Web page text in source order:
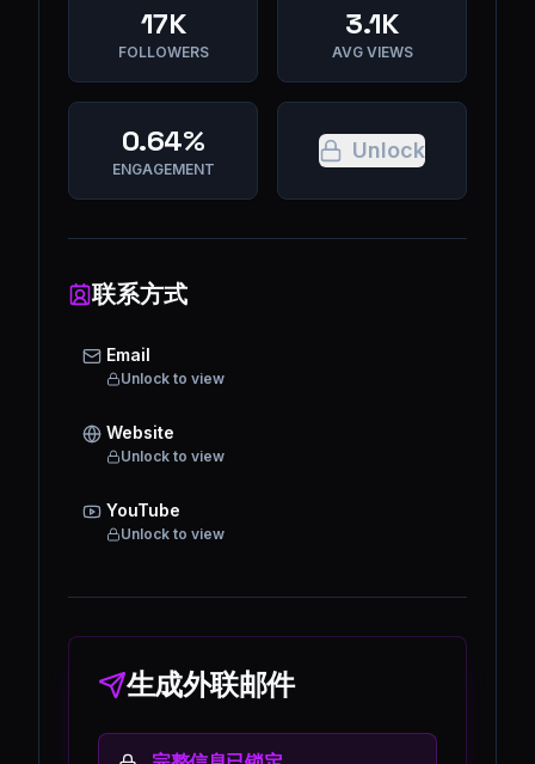
17K
FOLLOWERS
3.1K
AVG VIEWS
0.64%
ENGAGEMENT
Unlock
联系方式
Email
Unlock to view
Website
Unlock to view
YouTube
Unlock to view
生成外联邮件